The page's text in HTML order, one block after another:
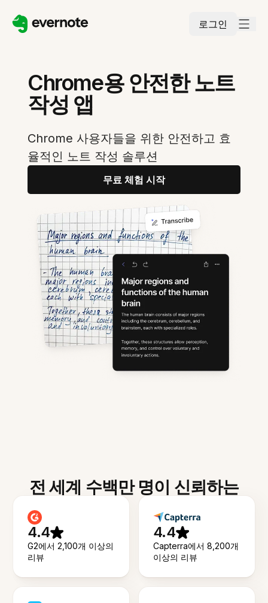
로그인
Chrome용 안전한 노트
작성 앱
Chrome 사용자들을 위한 안전하고 효
율적인 노트 작성 솔루션
무료 체험 시작
전 세계 수백만 명이 신뢰하는
4.4
G2에서 2,100개 이상의
리뷰
4.4
Capterra에서 8,200개
이상의 리뷰